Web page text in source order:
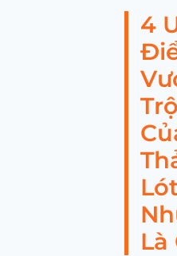
4
Là